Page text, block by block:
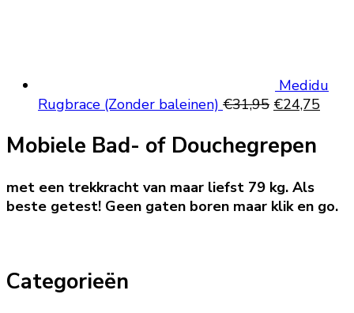
Medidu
Rugbrace (Zonder baleinen) €31,95
was:
€31,95.
€24,75
Mobiele Bad- of Douchegrepen
met een trekkracht van maar liefst 79 kg. Als
beste getest! Geen gaten boren maar klik en go.
Categorieën